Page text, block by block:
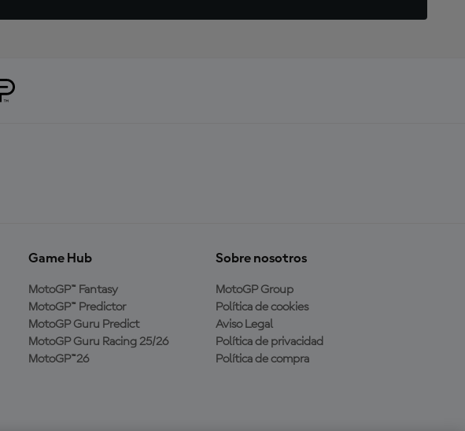
Game Hub
MotoGP™ Fantasy
MotoGP™ Predictor
MotoGP Guru Predict
MotoGP Guru Racing 25/26
MotoGP™26
Sobre nosotros
MotoGP Group
Política de cookies
Aviso Legal
Política de privacidad
Política de compra